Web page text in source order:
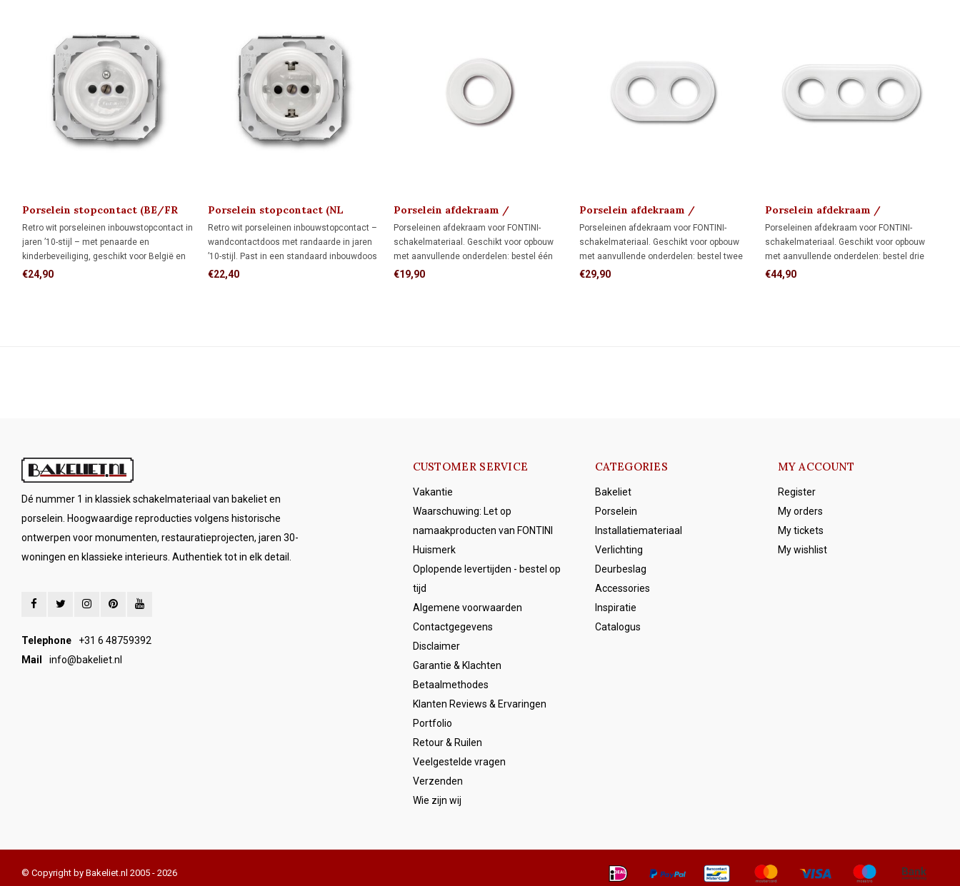
Porselein stopcontact (BE/FR
kindveilig) 1910
Retro wit porseleinen inbouwstopcontact in
jaren ’10-stijl – met penaarde en
kinderbeveiliging, geschikt voor België en
Frankrijk. Past in een standaard
€24,90
Porselein stopcontact (NL
kindveilig) 1910
Retro wit porseleinen inbouwstopcontact –
wandcontactdoos met randaarde in jaren
’10-stijl. Past in een standaard inbouwdoos
en combineert klassieke uitstraling met
€22,40
Porselein afdekraam /
montageplaat 1910
Porseleinen afdekraam voor FONTINI-
schakelmateriaal. Geschikt voor opbouw
met aanvullende onderdelen: bestel één
montagering voor directe wandmontage of
€19,90
Porselein afdekraam /
montageplaat 1910
Porseleinen afdekraam voor FONTINI-
schakelmateriaal. Geschikt voor opbouw
met aanvullende onderdelen: bestel twee
montageringen voor directe wandmontage
€29,90
Porselein afdekraam /
montageplaat 1910
Porseleinen afdekraam voor FONTINI-
schakelmateriaal. Geschikt voor opbouw
met aanvullende onderdelen: bestel drie
montageringen voor directe wandmontage
€44,90
Dé nummer 1 in klassiek schakelmateriaal van bakeliet en
porselein. Hoogwaardige reproducties volgens historische
ontwerpen voor monumenten, restauratieprojecten, jaren 30-
woningen en klassieke interieurs. Authentiek tot in elk detail.
Telephone
+31 6 48759392
Mail
info@bakeliet.nl
CUSTOMER SERVICE
Vakantie
Waarschuwing: Let op
namaakproducten van FONTINI
Huismerk
Oplopende levertijden - bestel op
tijd
Algemene voorwaarden
Contactgegevens
Disclaimer
Garantie & Klachten
Betaalmethodes
Klanten Reviews & Ervaringen
Portfolio
Retour & Ruilen
Veelgestelde vragen
Verzenden
Wie zijn wij
CATEGORIES
Bakeliet
Porselein
Installatiemateriaal
Verlichting
Deurbeslag
Accessories
Inspiratie
Catalogus
MY ACCOUNT
Register
My orders
My tickets
My wishlist
© Copyright by Bakeliet.nl 2005 - 2026